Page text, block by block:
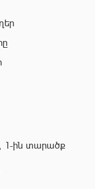
շահավետ
և
ռիսկերից՝
բաժնի
և
և որակյալ
1-ին տարածք